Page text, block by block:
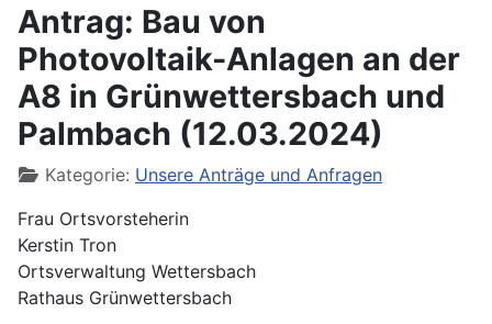
Antrag: Bau von
Photovoltaik-Anlagen an der
A8 in Grünwettersbach und
Palmbach (12.03.2024)
DetailsKategorie: Unsere Anträge und Anfragen
Frau Ortsvorsteherin
Kerstin Tron
Ortsverwaltung Wettersbach
Rathaus Grünwettersbach